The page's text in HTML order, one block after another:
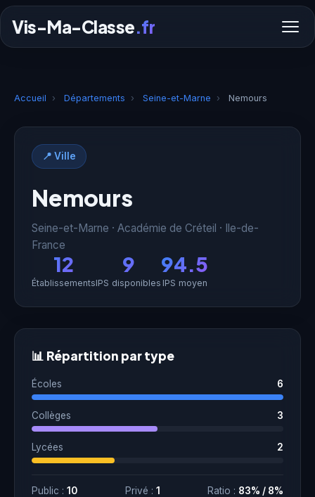
Vis-Ma-Classe.fr
Accueil › Départements › Seine-et-Marne › Nemours
📍 Ville
Nemours
Seine-et-Marne · Académie de Créteil · Ile-de-
France
12
Établissements
9
IPS disponibles
94.5
IPS moyen
📊 Répartition par type
Écoles 6
Collèges 3
Lycées 2
Public : 10 Privé : 1 Ratio : 83% / 8%